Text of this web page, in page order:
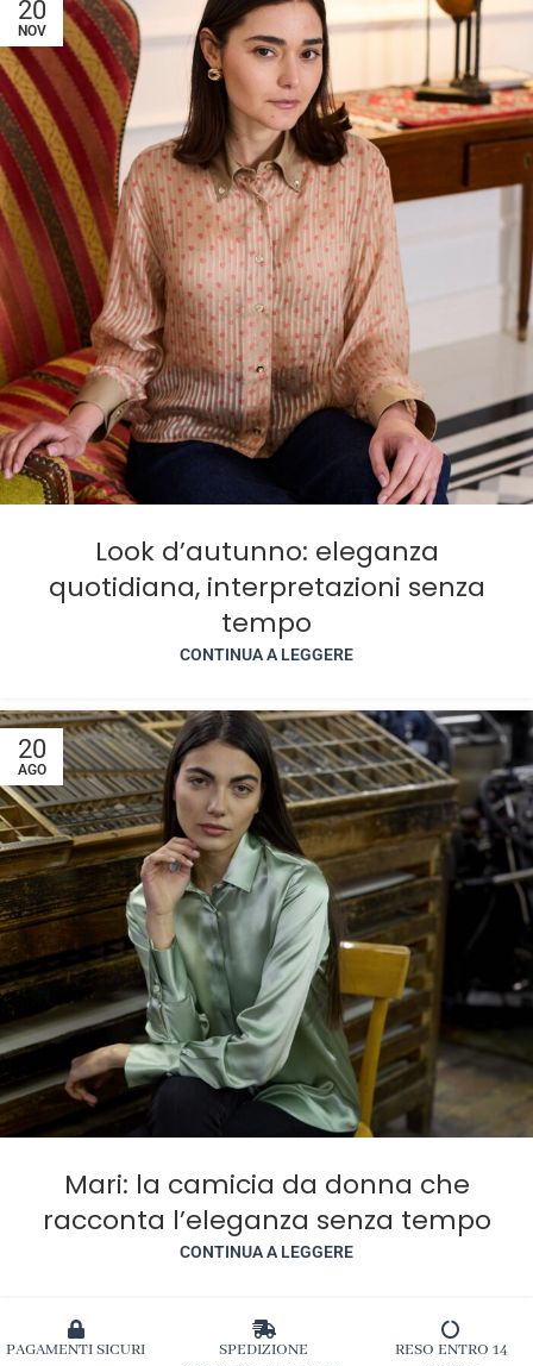
20
NOV
Look d’autunno: eleganza
quotidiana, interpretazioni senza
tempo
CONTINUA A LEGGERE
20
AGO
Mari: la camicia da donna che
racconta l’eleganza senza tempo
CONTINUA A LEGGERE
PAGAMENTI SICURI
SPEDIZIONE
RESO ENTRO 14